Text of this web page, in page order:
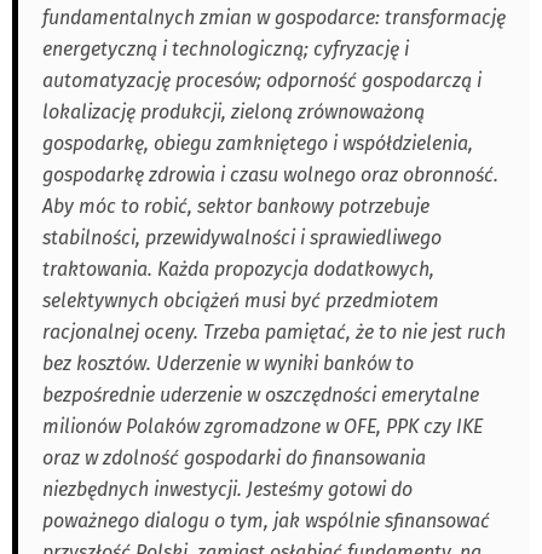
fundamentalnych zmian w gospodarce: transformację
energetyczną i technologiczną; cyfryzację i
automatyzację procesów; odporność gospodarczą i
lokalizację produkcji, zieloną zrównoważoną
gospodarkę, obiegu zamkniętego i współdzielenia,
gospodarkę zdrowia i czasu wolnego oraz obronność.
Aby móc to robić, sektor bankowy potrzebuje
stabilności, przewidywalności i sprawiedliwego
traktowania. Każda propozycja dodatkowych,
selektywnych obciążeń musi być przedmiotem
racjonalnej oceny. Trzeba pamiętać, że to nie jest ruch
bez kosztów. Uderzenie w wyniki banków to
bezpośrednie uderzenie w oszczędności emerytalne
milionów Polaków zgromadzone w OFE, PPK czy IKE
oraz w zdolność gospodarki do finansowania
niezbędnych inwestycji. Jesteśmy gotowi do
poważnego dialogu o tym, jak wspólnie sfinansować